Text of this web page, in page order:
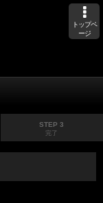
トップペ
ージ
STEP 3
完了